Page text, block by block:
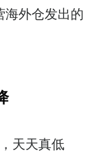
外仓发出的
天天真低